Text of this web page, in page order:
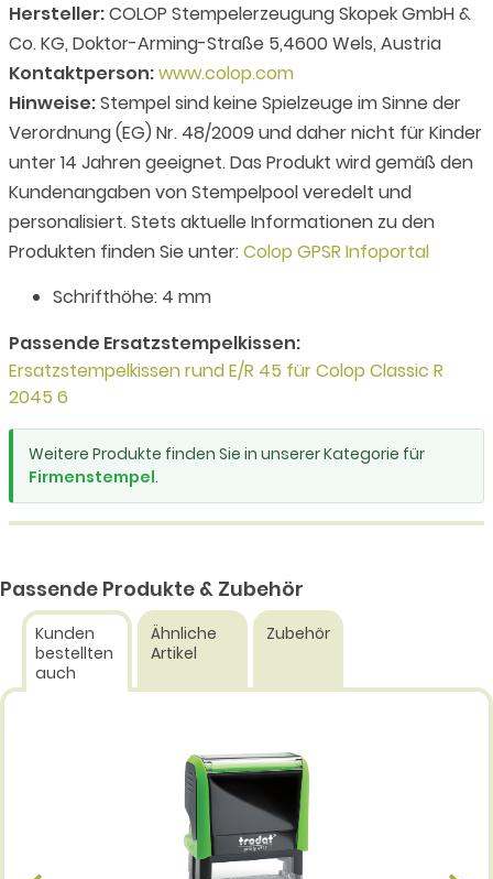
Hersteller:COLOP Stempelerzeugung Skopek GmbH &
Co. KG, Doktor-Arming-Straße 5,4600 Wels, Austria
Kontaktperson:www.colop.com
Hinweise:Stempel sind keine Spielzeuge im Sinne der
Verordnung (EG) Nr. 48/2009 und daher nicht für Kinder
unter 14 Jahren geeignet. Das Produkt wird gemäß den
Kundenangaben von Stempelpool veredelt und
personalisiert. Stets aktuelle Informationen zu den
Produkten finden Sie unter:Colop GPSR Infoportal
Schrifthöhe: 4 mm
Passende Ersatzstempelkissen:
Ersatzstempelkissen rund E/R 45 für Colop Classic R
2045 6
Weitere Produkte finden Sie in unserer Kategorie für
Firmenstempel.
Passende Produkte & Zubehör
Kunden
bestellten
auch
Ähnliche
Artikel
Zubehör